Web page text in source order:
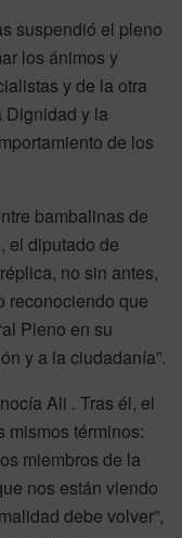
suspendió el pleno
los ánimos y
y de la otra
Dignidad y la
de los
bambalinas de
el diputado de
no sin antes,
reconociendo que
Pleno en su
y a la ciudadanía”.
Ali . Tras él, el
mismos términos:
miembros de la
nos están viendo
debe volver”,